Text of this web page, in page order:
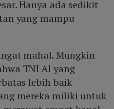
Hanya ada sedikit
yang mampu
mahal. Mungkin
TNI Al yang
lebih baik
mereka miliki untuk